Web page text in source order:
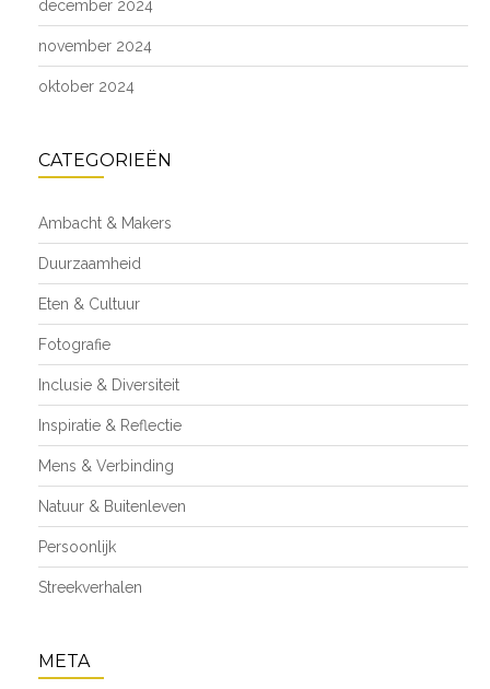
december 2024
november 2024
oktober 2024
CATEGORIEËN
Ambacht & Makers
Duurzaamheid
Eten & Cultuur
Fotografie
Inclusie & Diversiteit
Inspiratie & Reflectie
Mens & Verbinding
Natuur & Buitenleven
Persoonlijk
Streekverhalen
META